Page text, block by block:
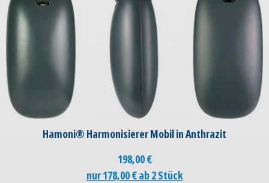
Hamoni® Harmonisierer Mobil in Anthrazit
198,00€
nur 178,00 € ab 2 Stück